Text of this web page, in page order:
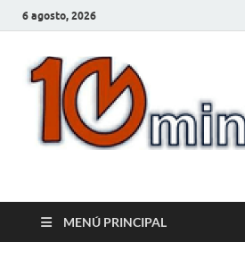
6 agosto, 2026
MENÚ PRINCIPAL